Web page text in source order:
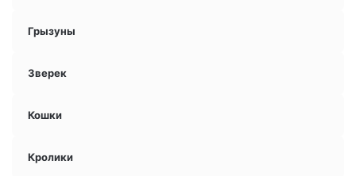
Грызуны
Зверек
Кошки
Кролики